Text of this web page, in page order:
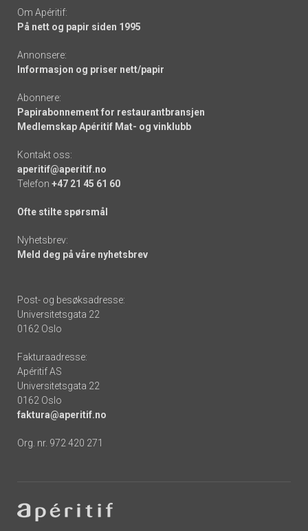
Om Apéritif:
På nett og papir siden 1995
Annonsere:
Informasjon og priser nett/papir
Abonnere:
Papirabonnement for restaurantbransjen
Medlemskap Apéritif Mat- og vinklubb
Kontakt oss:
aperitif@aperitif.no
Telefon +47 21 45 61 60
Ofte stilte spørsmål
Nyhetsbrev:
Meld deg på våre nyhetsbrev
Post- og besøksadresse:
Universitetsgata 22
0162 Oslo
Fakturaadresse:
Apéritif AS
Universitetsgata 22
0162 Oslo
faktura@aperitif.no
Org. nr. 972 420 271
-